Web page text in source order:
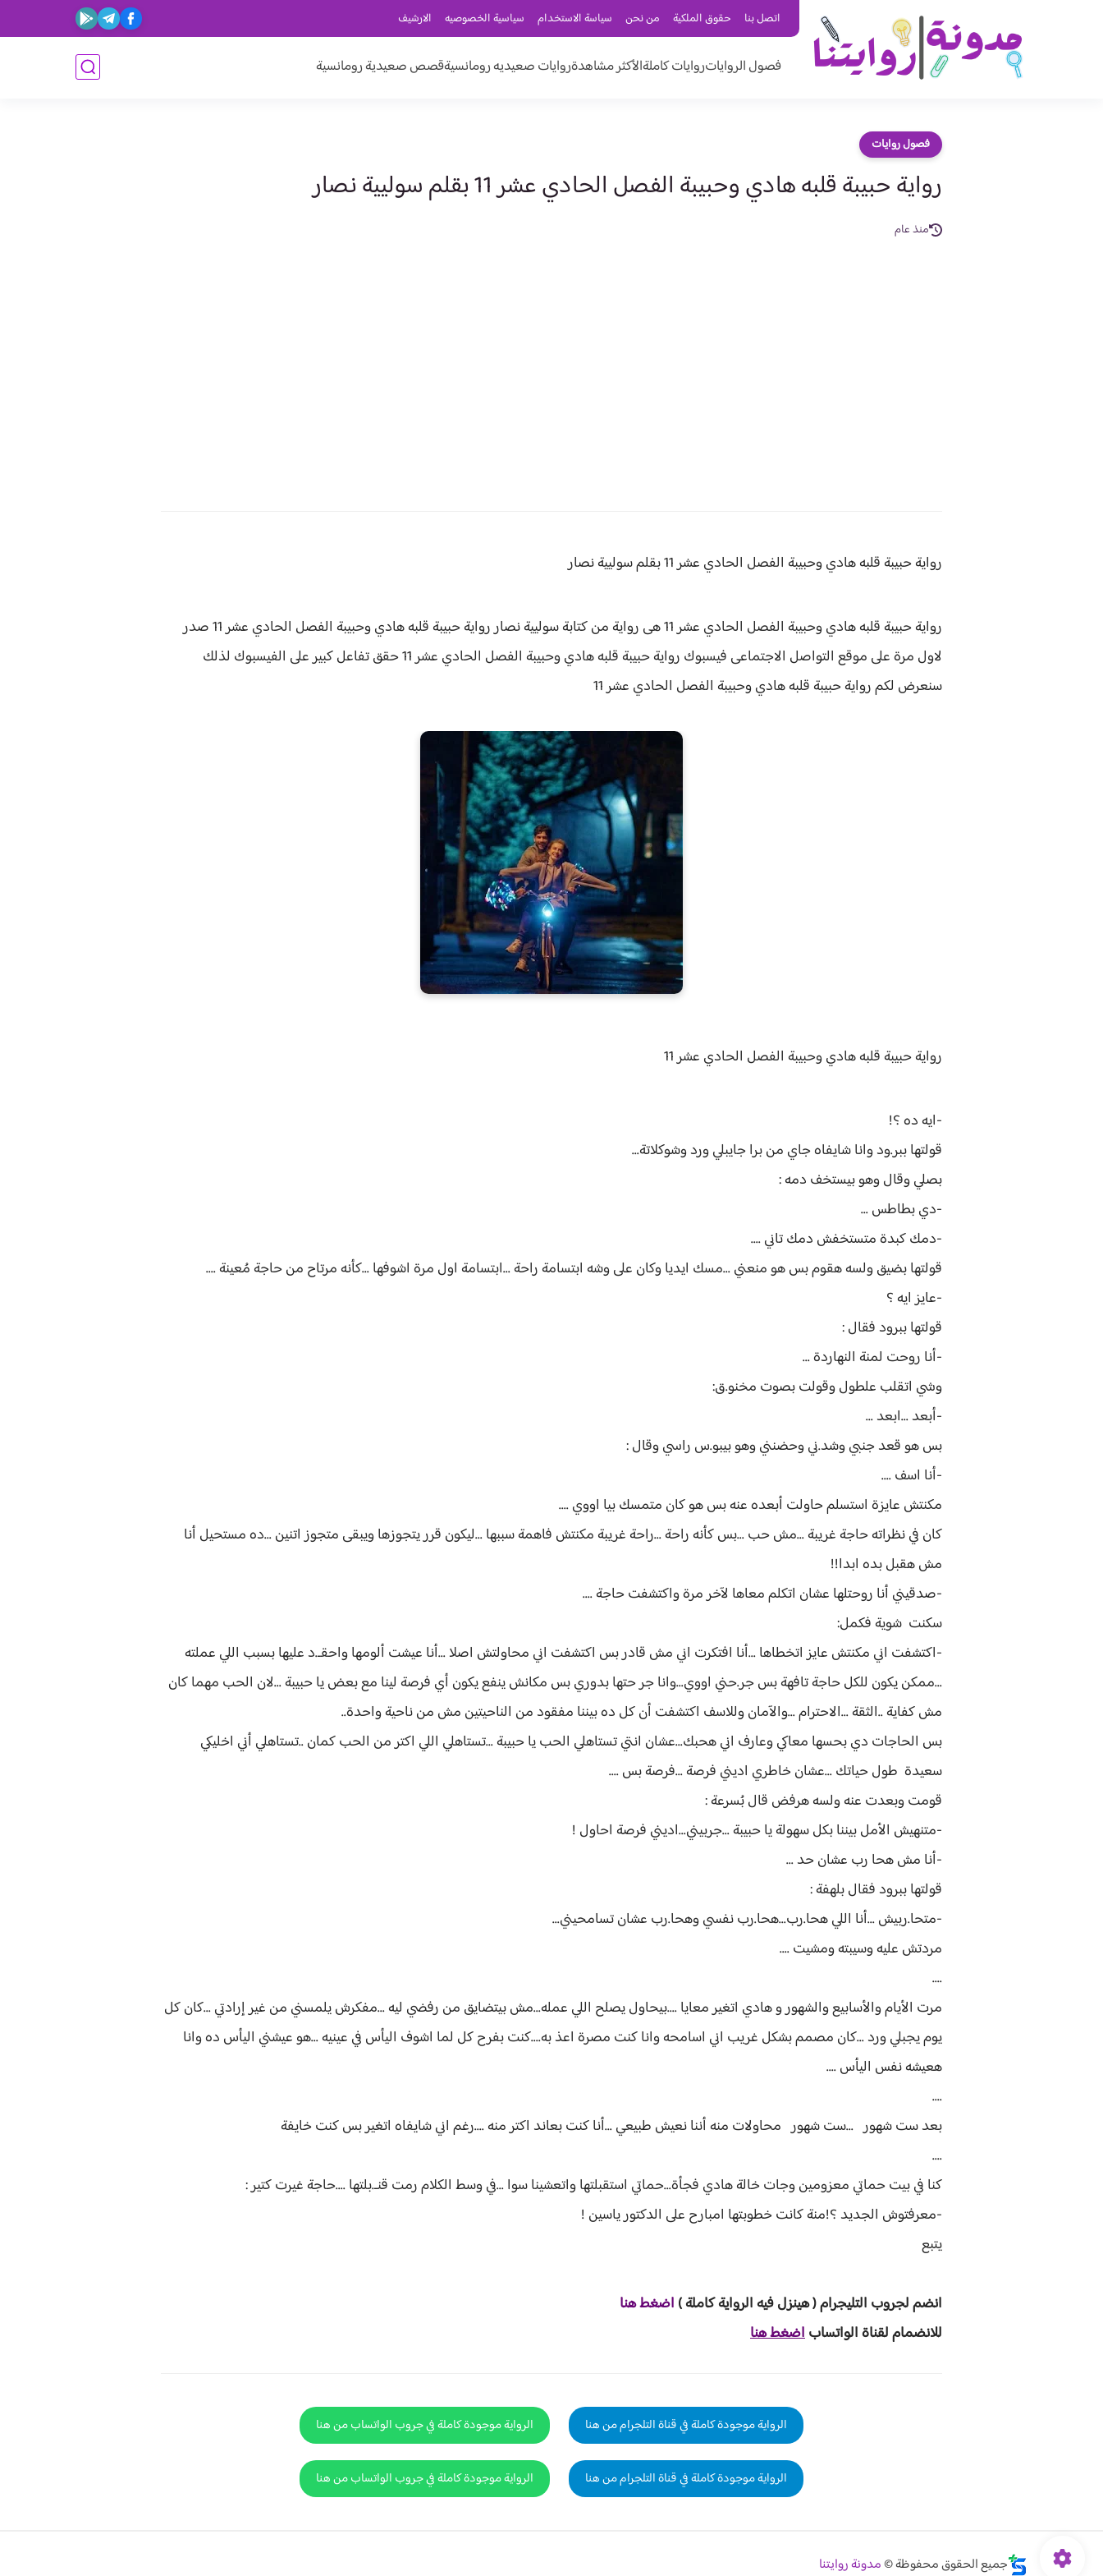
اتصل بنا حقوق الملكية من نحن سياسة الاستخدام سياسية الخصوصيه الارشيف
فصول الرواياتروايات كاملةالأكثر مشاهدةروايات صعيديه رومانسيةقصص صعيدية رومانسية
فصول روايات
رواية حبيبة قلبه هادي وحبيبة الفصل الحادي عشر 11 بقلم سوليية نصار
منذ عام
رواية حبيبة قلبه هادي وحبيبة الفصل الحادي عشر 11 بقلم سوليية نصار
رواية حبيبة قلبه هادي وحبيبة الفصل الحادي عشر 11 هى رواية من كتابة سوليية نصار رواية
حبيبة قلبه هادي وحبيبة الفصل الحادي عشر 11 صدر
لاول مرة على موقع التواصل الاجتماعى فيسبوك رواية حبيبة قلبه هادي وحبيبة الفصل الحادي عشر 11 حقق
تفاعل كبير على الفيسبوك لذلك
سنعرض لكمروايةحبيبة قلبه هادي وحبيبة الفصل الحادي عشر 11
روايةحبيبة قلبه هادي وحبيبة الفصل الحادي عشر 11
-ايه ده ؟!
قولتها ببر.ود وانا شايفاه جاي من برا جايبلي ورد وشوكلاتة...
بصلي وقال وهو بيستخف دمه :
-دي بطاطس ...
-دمك كبدة متستخفش دمك تاني ....
قولتها بضيق ولسه هقوم بس هو منعني ...مسك ايديا وكان على وشه ابتسامة راحة ...ابتسامة اول مرة اشوفها ...كأنه مرتاح من حاجة مُعينة ....
-عايز ايه ؟
قولتها ببرود فقال :
-أنا روحت لمنة النهاردة ...
وشي اتقلب علطول وقولت بصوت مخنو.ق:
-أبعد ...ابعد ...
بس هو قعد جنبي وشد.ني وحضنني وهو بيبو.س راسي وقال :
-أنا اسف ....
مكنتش عايزة استسلم حاولت أبعده عنه بس هو كان متمسك بيا اووي ....
كان في نظراته حاجة غريبة ...مش حب ...بس كأنه راحة ...راحة غريبة مكنتش فاهمة سببها ...ليكون قرر يتجوزها ويبقى متجوز اتنين ...ده مستحيل أنا
مش هقبل بده ابدا!!
-صدقيني أنا روحتلها عشان اتكلم معاها لآخر مرة واكتشفت حاجة ....
سكنت شوية فكمل:
-اكتشفت اني مكنتش عايز اتخطاها ...أنا افتكرت اني مش قادر بس اكتشفت اني محاولتش اصلا ...أنا عيشت ألومها واحقـ.د عليها بسبب اللي عملته
...ممكن يكون للكل حاجة تافهة بس جر.حني اووي...وانا جر حتها بدوري بس مكانش ينفع يكون أي فرصة لينا مع بعض يا حبيبة ...لان الحب مهما كان
مش كفاية ..الثقة ...الاحترام ...والآمان وللاسف اكتشفت أن كل ده بيننا مفقود من الناحيتين مش من ناحية واحدة..
بس الحاجات دي بحسها معاكي وعارف اني هحبك...عشان انتي تستاهلي الحب يا حبيبة ...تستاهلي اللي اكتر من الحب كمان ..تستاهلي أني اخليكي
سعيدة طول حياتك ...عشان خاطري اديني فرصة ...فرصة بس ....
قومت وبعدت عنه ولسه هرفض قال بُسرعة :
-متنهيش الأمل بيننا بكل سهولة يا حبيبة ...جربيني...اديني فرصة احاول !
-أنا مش هحا رب عشان حد ...
قولتها ببرود فقال بلهفة :
-متحا.ربيش ...أنا اللي هحا.رب...هحا.رب نفسي وهحا.رب عشان تسامحيني...
مردتش عليه وسيبته ومشيت ....
....
مرت الأيام والأسابيع والشهور و هادي اتغير معايا ....بيحاول يصلح اللي عمله...مش بيتضايق من رفضي ليه ...مفكرش يلمسني من غير إرادتي ...كان كل
يوم يجبلي ورد ...كان مصمم بشكل غريب اني اسامحه وانا كنت مصرة اعذ به....كنت بفرح كل لما اشوف اليأس في عينيه ...هو عيشني اليأس ده وانا
هعيشه نفس اليأس ....
....
بعد ست شهور ...ست شهور محاولات منه أننا نعيش طبيعي ...أنا كنت بعاند اكتر منه ....رغم اني شايفاه اتغير بس كنت خايفة
....
كنا في بيت حماتي معزومين وجات خالة هادي فجأة...حماتي استقبلتها واتعشينا سوا ...في وسط الكلام رمت قنـ.بلتها ....حاجة غيرت كتير :
-معرفتوش الجديد ؟!منة كانت خطوبتها امبارح على الدكتور ياسين !
يتبع
انضم لجروب التليجرام ( هينزل فيه الرواية كاملة ) اضغط هنا
للانضمام لقناة الواتساباضغط هنا
الرواية موجودة كاملة في قناة التلجرام من هنا الرواية موجودة كاملة في جروب الواتساب من هنا
الرواية موجودة كاملة في قناة التلجرام من هنا الرواية موجودة كاملة في جروب الواتساب من هنا
جميع الحقوق محفوظة ©مدونة روايتنا